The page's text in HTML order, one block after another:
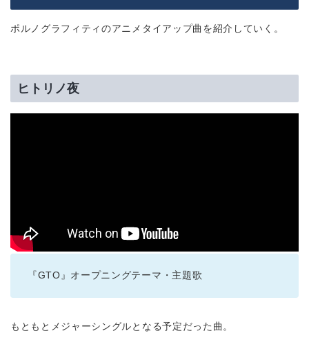
ポルノグラフィティのアニメタイアップ曲を紹介していく。
ヒトリノ夜
『GTO』オープニングテーマ・主題歌
もともとメジャーシングルとなる予定だった曲。